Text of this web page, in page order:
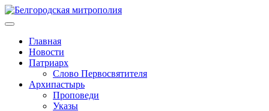
Главная
Новости
Патриарх
Слово Первосвятителя
Архипастырь
Проповеди
Указы